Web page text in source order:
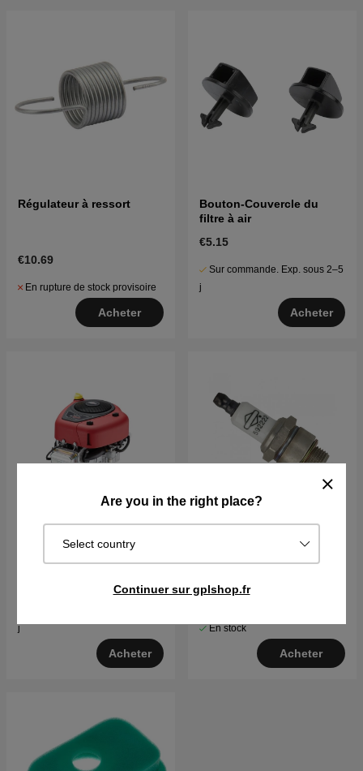
Are you in the right place?
Select country
Continuer sur gplshop.fr
Régulateur à ressort
€10.69
En rupture de stock provisoire
Acheter
Bouton-Couvercle du
filtre à air
€5.15
Sur commande. Exp. sous 2–5
j
Acheter
Moteur Briggs & Stratton
15,5 CV Intek I/C
j
Acheter
Bougie d'allumage
En stock
Acheter